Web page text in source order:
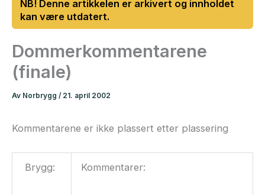
Dommerkommentarene
(finale)
Av Norbrygg / 21. april 2002
Kommentarene er ikke plassert etter plassering
Brygg: Kommentarer: